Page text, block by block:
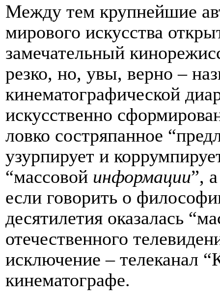
Между тем крупнейшие
мирового искусства
замечательный
резко, но, увы, верно –
кинематографической
искусственно
ловко состряпанное
узурпирует и
“массовой информации”,
если говорить о
десятилетия оказалась
отечественного
исключение – телеканал
кинематографе.